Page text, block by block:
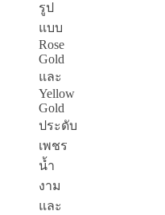
รูป
แบบ
Rose
Gold
และ
Yellow
Gold
ประดับ
เพชร
น้ำ
งาม
และ